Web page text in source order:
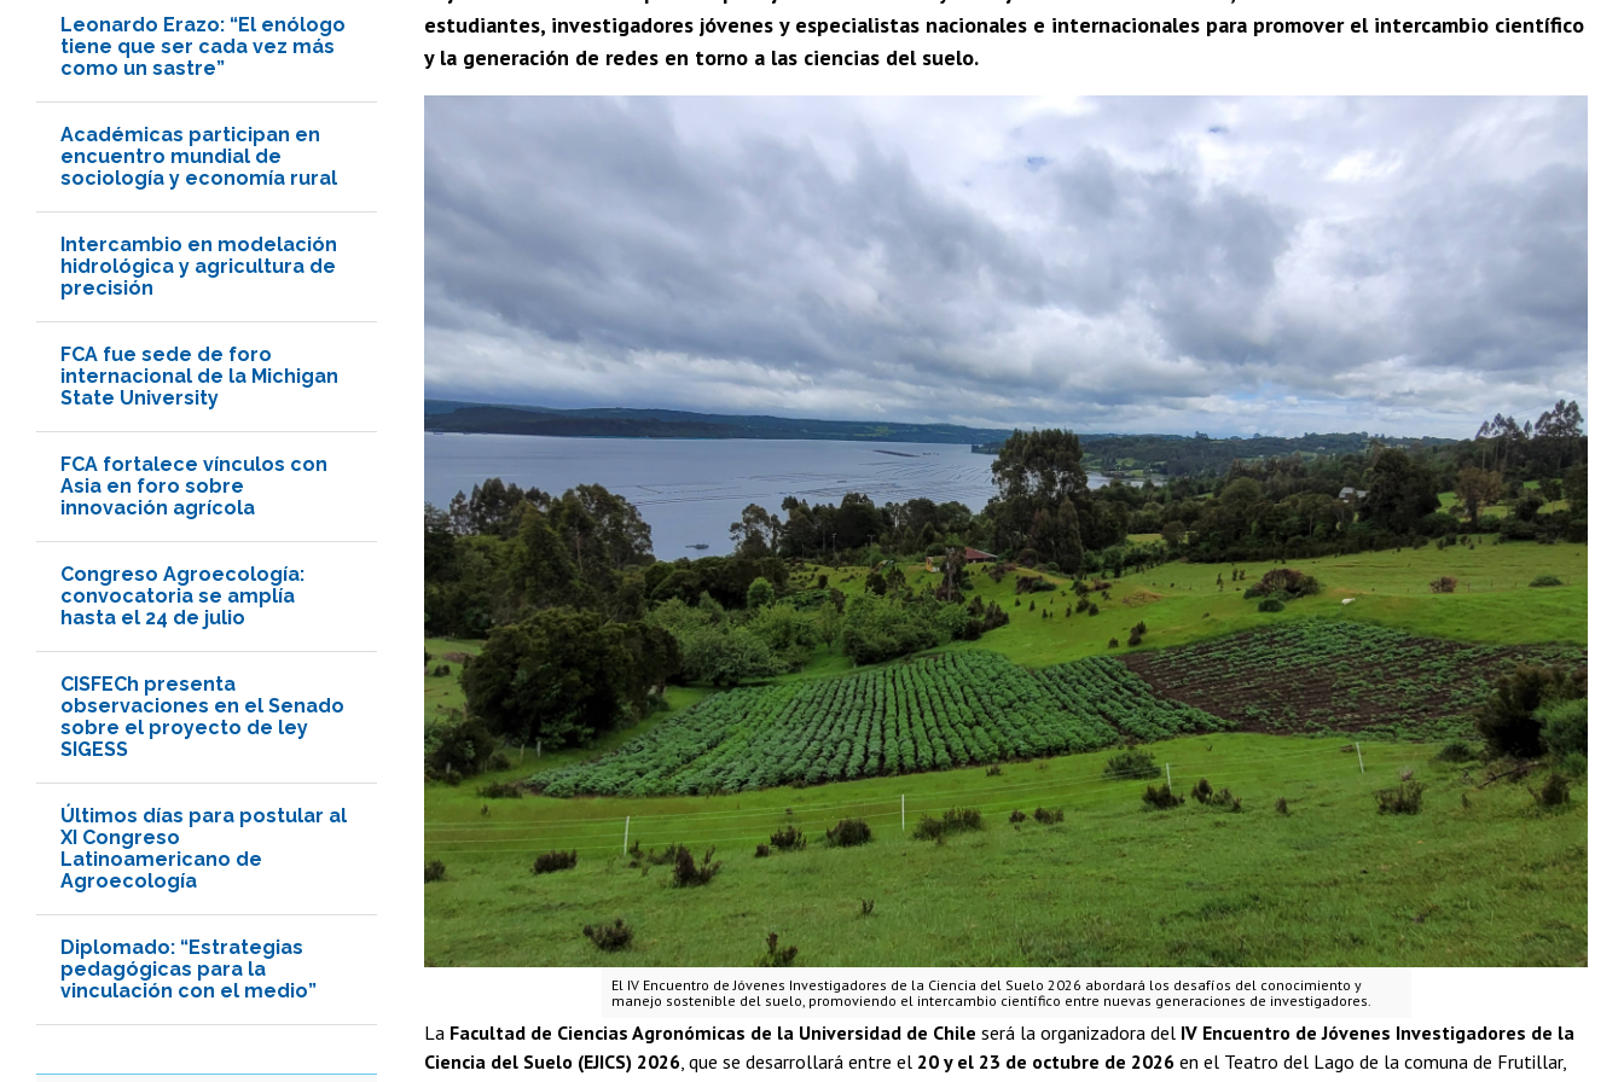
Leonardo Erazo: “El enólogo
tiene que ser cada vez más
como un sastre”
Académicas participan en
encuentro mundial de
sociología y economía rural
Intercambio en modelación
hidrológica y agricultura de
precisión
FCA fue sede de foro
internacional de la Michigan
State University
FCA fortalece vínculos con
Asia en foro sobre
innovación agrícola
Congreso Agroecología:
convocatoria se amplía
hasta el 24 de julio
CISFECh presenta
observaciones en el Senado
sobre el proyecto de ley
SIGESS
Últimos días para postular al
XI Congreso
Latinoamericano de
Agroecología
Diplomado: “Estrategias
pedagógicas para la
vinculación con el medio”
estudiantes, investigadores jóvenes y especialistas nacionales e internacionales para promover el intercambio científico
y la generación de redes en torno a las ciencias del suelo.
El IV Encuentro de Jóvenes Investigadores de la Ciencia del Suelo 2026 abordará los desafíos del conocimiento y
manejo sostenible del suelo, promoviendo el intercambio científico entre nuevas generaciones de investigadores.
La Facultad de Ciencias Agronómicas de la Universidad de Chile será la organizadora del IV Encuentro de Jóvenes Investigadores de la
Ciencia del Suelo (EJICS) 2026 , que se desarrollará entre el 20 y el 23 de octubre de 2026 en el Teatro del Lago de la comuna de Frutillar,